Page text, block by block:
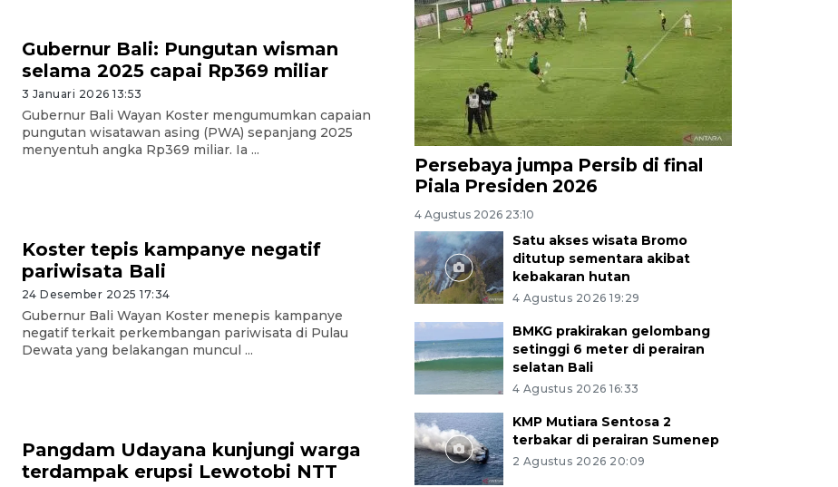
Gubernur Bali: Pungutan wisman
selama 2025 capai Rp369 miliar
3 Januari 2026 13:53
Gubernur Bali Wayan Koster mengumumkan capaian
pungutan wisatawan asing (PWA) sepanjang 2025
menyentuh angka Rp369 miliar. Ia ...
Koster tepis kampanye negatif
pariwisata Bali
24 Desember 2025 17:34
Gubernur Bali Wayan Koster menepis kampanye
negatif terkait perkembangan pariwisata di Pulau
Dewata yang belakangan muncul ...
Pangdam Udayana kunjungi warga
terdampak erupsi Lewotobi NTT
Persebaya jumpa Persib di final
Piala Presiden 2026
4 Agustus 2026 23:10
Satu akses wisata Bromo
ditutup sementara akibat
kebakaran hutan
4 Agustus 2026 19:29
BMKG prakirakan gelombang
setinggi 6 meter di perairan
selatan Bali
4 Agustus 2026 16:33
KMP Mutiara Sentosa 2
terbakar di perairan Sumenep
2 Agustus 2026 20:09